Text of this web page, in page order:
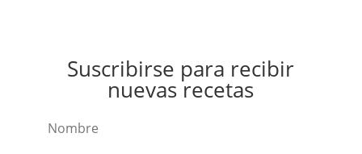
Suscribirse para recibir
nuevas recetas